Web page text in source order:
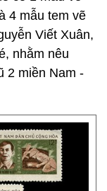
4 mẫu tem vẽ
Viết Xuân,
nhằm nêu
2 miền Nam